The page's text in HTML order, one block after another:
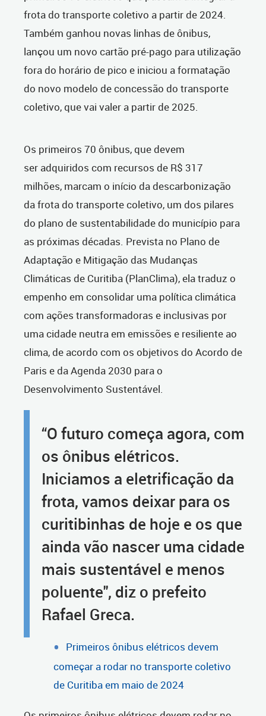
frota do transporte coletivo a partir de 2024.
Também ganhou novas linhas de ônibus,
lançou um novo cartão pré-pago para utilização
fora do horário de pico e iniciou a formatação
do novo modelo de concessão do transporte
coletivo, que vai valer a partir de 2025.
Os primeiros 70 ônibus, que devem
ser adquiridos com recursos de R$ 317
milhões, marcam o início da descarbonização
da frota do transporte coletivo, um dos pilares
do plano de sustentabilidade do município para
as próximas décadas. Prevista no Plano de
Adaptação e Mitigação das Mudanças
Climáticas de Curitiba (PlanClima), ela traduz o
empenho em consolidar uma política climática
com ações transformadoras e inclusivas por
uma cidade neutra em emissões e resiliente ao
clima, de acordo com os objetivos do Acordo de
Paris e da Agenda 2030 para o
Desenvolvimento Sustentável.
“O futuro começa agora, com
os ônibus elétricos.
Iniciamos a eletrificação da
frota, vamos deixar para os
curitibinhas de hoje e os que
ainda vão nascer uma cidade
mais sustentável e menos
poluente", diz o prefeito
Rafael Greca.
Primeiros ônibus elétricos devem
começar a rodar no transporte coletivo
de Curitiba em maio de 2024